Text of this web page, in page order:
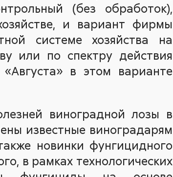
(без обработок),
и вариант фирмы
системе хозяйства на
или по спектру действия
в этом варианте
виноградной лозы в
известные виноградарям
новинки фунгицидного
в рамках технологических